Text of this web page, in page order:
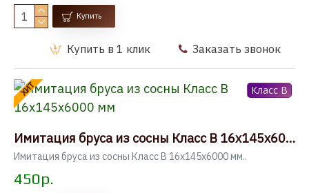
Купить
Купить в 1 клик Заказать звонок
ХИТ Класс B
Имитация бруса из сосны Класс В 16x145x6000 мм
Имитация бруса из сосны Класс В 16x145x6000 мм..
450р.